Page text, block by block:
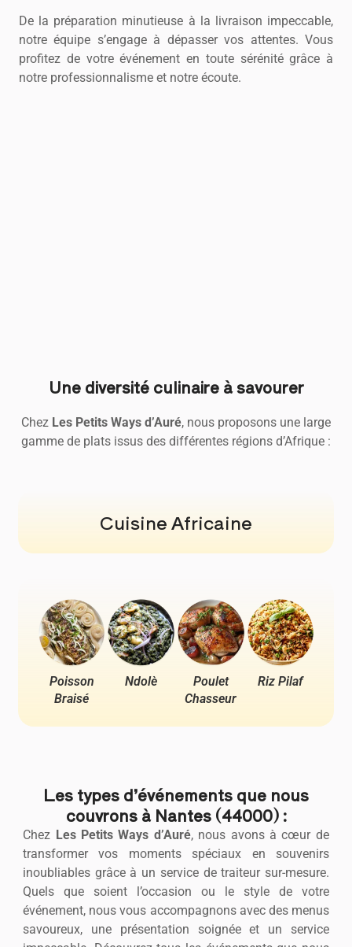
De la préparation minutieuse à la livraison impeccable,
notre équipe s’engage à dépasser vos attentes. Vous
profitez de votre événement en toute sérénité grâce à
notre professionnalisme et notre écoute.
Une diversité culinaire à savourer
Chez Les Petits Ways d’Auré, nous proposons une large
gamme de plats issus des différentes régions d’Afrique :
Cuisine Africaine
Poisson
Braisé
Ndolè
Poulet
Chasseur
Riz Pilaf
Les types d’événements que nous
couvrons à Nantes (44000) :
Chez Les Petits Ways d’Auré, nous avons à cœur de
transformer vos moments spéciaux en souvenirs
inoubliables grâce à un service de traiteur sur-mesure.
Quels que soient l’occasion ou le style de votre
événement, nous vous accompagnons avec des menus
savoureux, une présentation soignée et un service